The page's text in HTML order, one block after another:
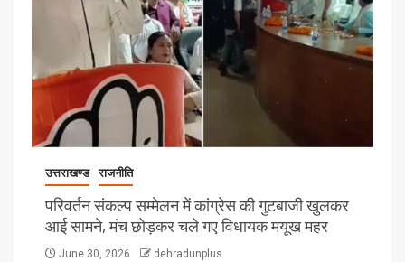
उत्तराखण्ड राजनीति
परिवर्तन संकल्प सम्मेलन में कांग्रेस की गुटबाजी खुलकर
आई सामने, मंच छोड़कर चले गए विधायक मयूख महर
June 30, 2026 dehradunplus